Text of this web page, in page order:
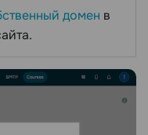
домен в